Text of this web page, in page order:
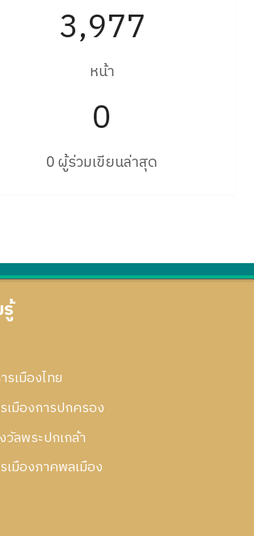
3,977
หน้า
0
0 ผู้ร่วมเขียนล่าสุด
เมืองไทย
เมืองการปกครอง
ลพระปกเกล้า
เมืองภาคพลเมือง